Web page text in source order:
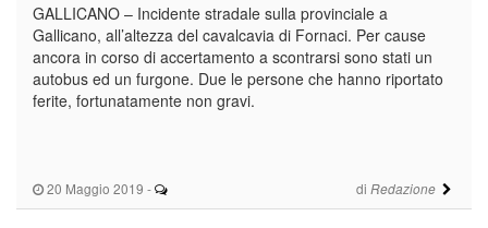
20 Maggio 2019 - di Redazione
GALLICANO – Incidente stradale sulla provinciale a
Gallicano, all’altezza del cavalcavia di Fornaci. Per cause
ancora in corso di accertamento a scontrarsi sono stati un
autobus ed un furgone. Due le persone che hanno riportato
ferite, fortunatamente non gravi.